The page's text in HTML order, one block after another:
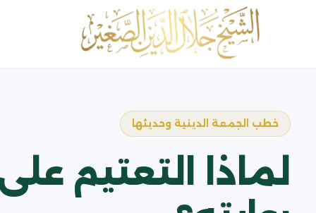
خطب الجمعة الدينية وحديثها
لماذا التعتيم